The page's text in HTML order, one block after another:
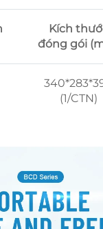
Kích
đóng gói
(1/CTN)